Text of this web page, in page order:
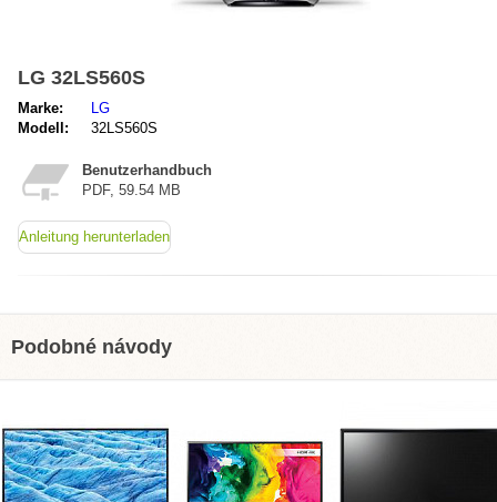
LG 32LS560S
Marke:
LG
Modell:
32LS560S
Benutzerhandbuch
PDF, 59.54 MB
Anleitung herunterladen
Podobné návody